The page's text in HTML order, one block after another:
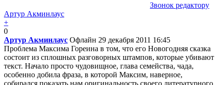
Звонок редактору
Артур Акминлаус
+
0
Артур Акминлаус Офлайн 29 декабря 2011 16:45
Проблема Максима Гореина в том, что его Новогодняя сказка
состоит из сплошных разговорных штампов, которые убивают
текст. Начало просто чудовищное, глава семейства, чада,
особенно добила фраза, в которой Максим, наверное,
собирался показать нам оригинальность своего литературного